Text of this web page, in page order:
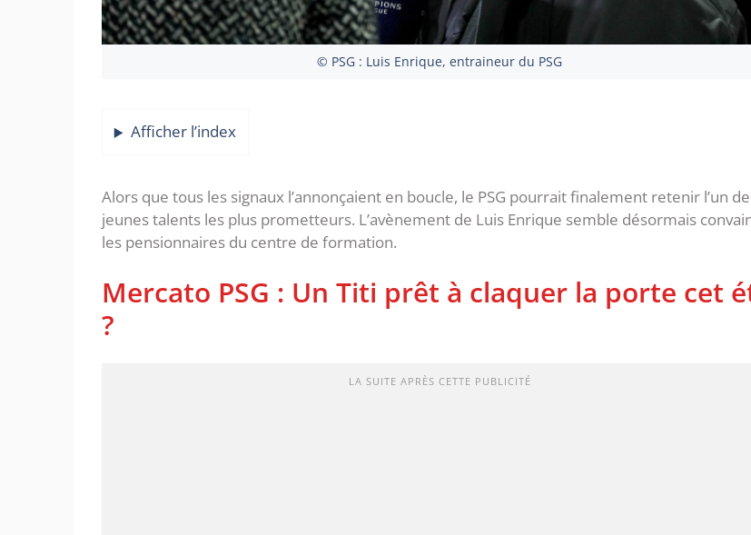
© PSG : Luis Enrique, entraineur du PSG
Afficher l’index
Alors que tous les signaux l’annonçaient en boucle, le PSG pourrait finalement retenir l’un
jeunes talents les plus prometteurs. L’avènement de Luis Enrique semble désormais
les pensionnaires du centre de formation.
Mercato PSG : Un Titi prêt à claquer la porte cet
?
LA SUITE APRÈS CETTE PUBLICITÉ